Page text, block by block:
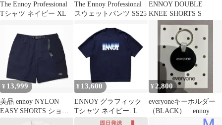
The Ennoy Professional
Tシャツ ネイビー XL
The Ennoy Professional
スウェットパンツ SS25
ENNOY DOUBLE
KNEE SHORTS S
¥ 13,999
美品 ennoy NYLON
EASY SHORTS ショー
ツ ネイビー L
¥ 13,600
ENNOY グラフィック
Tシャツ ネイビー. L
¥2,800
everyoneキーホルダー
（BLACK） ennoy